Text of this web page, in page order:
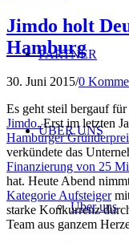
PARTNER
ÜBER UNS
Über uns
Jimdo holt
Hamburg
30. Juni 2015/0
Es geht steil bergauf
Jimdo.Erst im letzten
Hamburger Gründerprei
verkündete das
Finanzierung von 25
hat. Heute Abend
Kategorie Aufsteigermit
starke Konkurrenz
Team aus ganzem